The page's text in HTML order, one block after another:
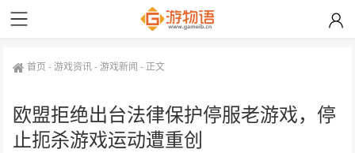
首页 -游戏资讯-游戏新闻 - 正文
欧盟拒绝出台法律保护停服老游戏，停
止扼杀游戏运动遭重创